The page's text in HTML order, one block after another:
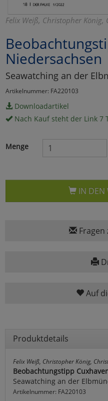
Felix Weiß, Christopher
Niedersachsen
Seawatching an der
Artikelnummer: FA220103
Downloadartikel
Nach Kauf steht der Link 7
Menge
IN DEN
Fragen
Auf
Produktdetails
Felix Weiß, Christopher König,
Beobachtungstipp
Seawatching an der
Artikelnummer: FA220103
Marketing
Umfragetools
Alle
Cookies